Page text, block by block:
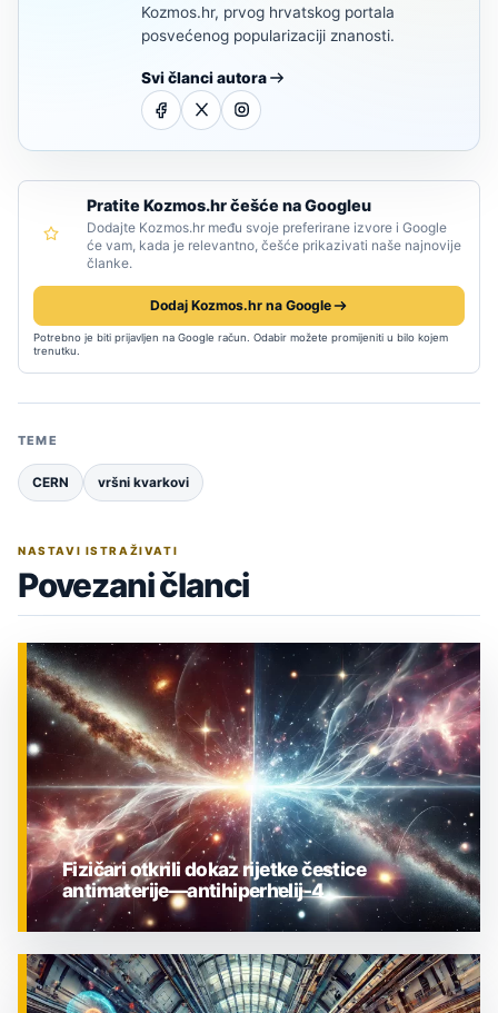
Kozmos.hr, prvog hrvatskog portala
posvećenog popularizaciji znanosti.
Svi članci autora
Pratite Kozmos.hr češće na Googleu
Dodajte Kozmos.hr među svoje preferirane izvore i Google
će vam, kada je relevantno, češće prikazivati naše najnovije
članke.
Dodaj Kozmos.hr na Google
Potrebno je biti prijavljen na Google račun. Odabir možete promijeniti u bilo kojem
trenutku.
TEME
CERN vršni kvarkovi
NASTAVI ISTRAŽIVATI
Povezani članci
ZNANOST
Fizičari otkrili dokaz rijetke čestice
antimaterije—antihiperhelij-4